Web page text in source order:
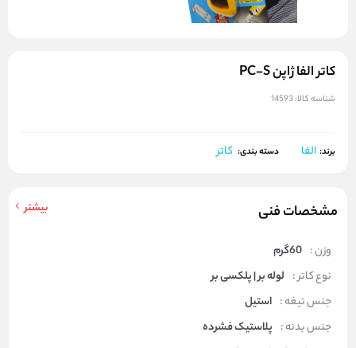
کاتر الفا ژاپن PC-S
شناسه کالا:14593
برند: الفا دسته بندی: کاتر
مشخصات فنی بیشتر
وزن : 60گرم
نوع کاتر : لوله بر | پلکسی بر
جنس تیغه : استیل
جنس بدنه : پلاستیک فشرده